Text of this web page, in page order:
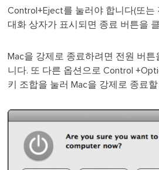
Control+Eject를 눌러야 합니다(또는
대화 상자가 표시되면 종료 버튼을
Mac을 강제로 종료하려면 전원 버
니다. 또 다른 옵션으로 Control
키 조합을 눌러 Mac을 강제로 종료